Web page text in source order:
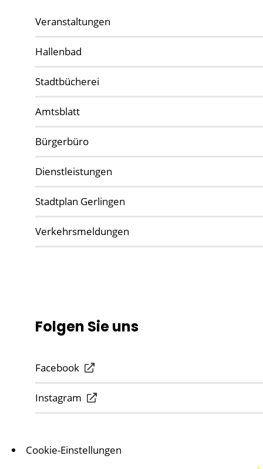
Veranstaltungen
Hallenbad
Stadtbücherei
Amtsblatt
Bürgerbüro
Dienstleistungen
Stadtplan Gerlingen
Verkehrsmeldungen
Folgen Sie uns
Facebook
Instagram
Cookie-Einstellungen